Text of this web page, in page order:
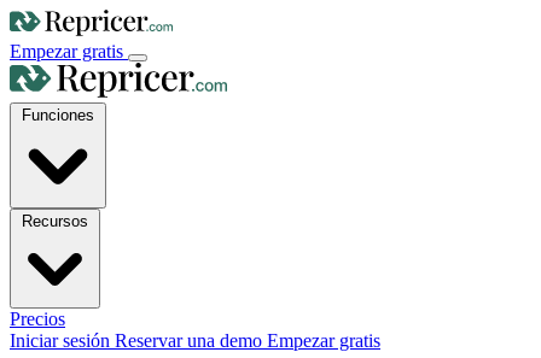
Empezar gratis
Precios
Iniciar sesión Reservar una demo Empezar gratis